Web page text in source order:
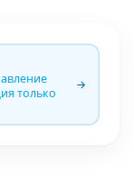
только